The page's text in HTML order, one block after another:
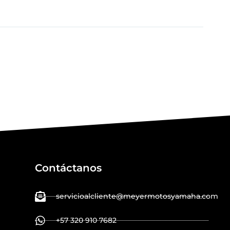
Contáctanos
servicioalcliente@meyermotosyamaha.com
+57 320 910 7682